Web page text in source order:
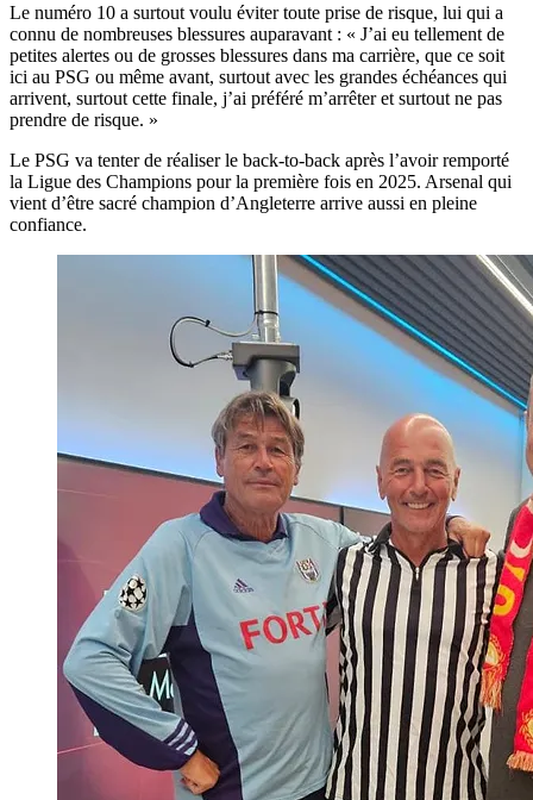
Le numéro 10 a surtout voulu éviter toute prise de risque, lui qui a
connu de nombreuses blessures auparavant : « J’ai eu tellement de
petites alertes ou de grosses blessures dans ma carrière, que ce soit
ici au PSG ou même avant, surtout avec les grandes échéances qui
arrivent, surtout cette finale, j’ai préféré m’arrêter et surtout ne pas
prendre de risque. »
Le PSG va tenter de réaliser le back-to-back après l’avoir remporté
la Ligue des Champions pour la première fois en 2025. Arsenal qui
vient d’être sacré champion d’Angleterre arrive aussi en pleine
confiance.